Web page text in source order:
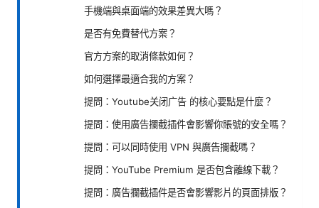
手機端與桌面端的效果差異大嗎？
是否有免費替代方案？
官方方案的取消條款如何？
如何選擇最適合我的方案？
提問：Youtube关闭广告 的核心要點是什麼？
提問：使用廣告攔截插件會影響你賬號的安全嗎？
提問：可以同時使用 VPN 與廣告攔截嗎？
提問：YouTube Premium 是否包含離線下載？
提問：廣告攔截插件是否會影響影片的頁面排版？